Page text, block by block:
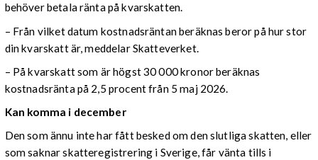
behöver betala ränta på kvarskatten.
– Från vilket datum kostnadsräntan beräknas beror på hur stor
din kvarskatt är, meddelar Skatteverket.
– På kvarskatt som är högst 30 000 kronor beräknas
kostnadsränta på 2,5 procent från 5 maj 2026.
Kan komma i december
Den som ännu inte har fått besked om den slutliga skatten, eller
som saknar skatteregistrering i Sverige, får vänta tills i